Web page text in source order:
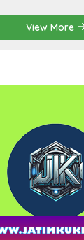
Pancasila
View More